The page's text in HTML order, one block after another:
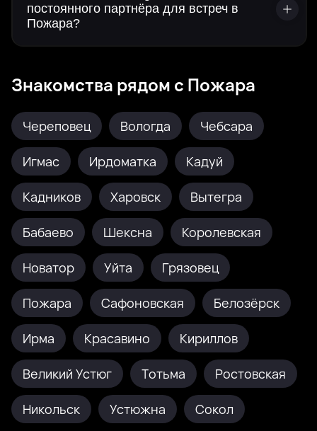
постоянного партнёра для встреч в
Пожара?
Знакомства рядом с Пожара
Череповец Вологда Чебсара
Игмас Ирдоматка Кадуй
Кадников Харовск Вытегра
Бабаево Шексна Королевская
Новатор Уйта Грязовец
Пожара Сафоновская Белозёрск
Ирма Красавино Кириллов
Великий Устюг Тотьма Ростовская
Никольск Устюжна Сокол